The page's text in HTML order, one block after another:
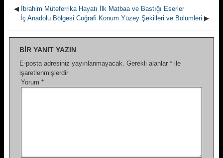
◀
İbrahim Müteferrika Hayatı İlk Matbaa ve Bastığı Eserler
İç Anadolu Bölgesi Coğrafi Konum Yüzey Şekilleri ve Bölümleri ▶
BIR YANIT YAZIN
E-posta adresiniz yayınlanmayacak. Gerekli alanlar * ile
işaretlenmişlerdir
Yorum *